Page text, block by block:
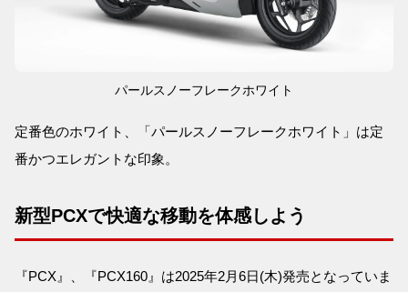
パールスノーフレークホワイト
定番色のホワイト、「パールスノーフレークホワイト」は定
番かつエレガントな印象。
新型PCXで快適な移動を体感しよう
『PCX』、『PCX160』は2025年2月6日(木)発売となっていま